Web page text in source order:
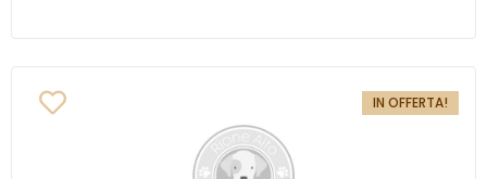
IN OFFERTA!